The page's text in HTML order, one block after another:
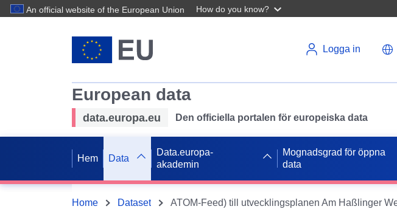
An official website of the European Union How do you know?
Logga in
European data
data.europa.eu Den officiella portalen för europeiska data
Hem Data
Data.europa-
akademin
Mognadsgrad för öppna
data
Home Dataset